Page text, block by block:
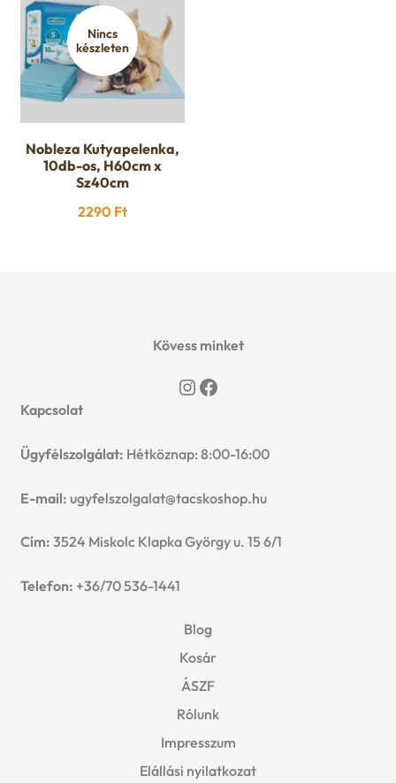
Nincs
készleten
Nobleza Kutyapelenka,
10db-os, H60cm x
Sz40cm
2290 Ft
Kövess minket
Instagram
Facebook
Kapcsolat
Ügyfélszolgálat: Hétköznap: 8:00-16:00
E-mail: ugyfelszolgalat@tacskoshop.hu
Cím: 3524 Miskolc Klapka György u. 15 6/1
Telefon: +36/70 536-1441
Blog
Kosár
ÁSZF
Rólunk
Impresszum
Elállási nyilatkozat